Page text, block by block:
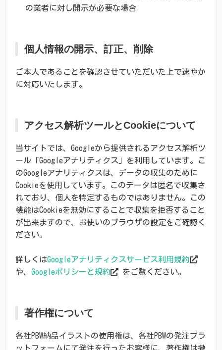
の業者に対し開示が必要な場合
個人情報の開示、訂正、削除
ご本人であることを確認させていただいた上で速やか
に対応いたします。
アクセス解析ツールとCookieについて
当サイトでは、Googleから提供されるアクセス解析ツ
ール「Googleアナリティクス」を利用しています。こ
のGoogleアナリティクスは、データの収集のために
Cookieを使用しています。このデータは匿名で収集さ
れており、個人を特定するものではありません。この
機能はCookieを無効にすることで収集を拒否すること
が出来ますので、お使いのブラウザの設定をご確認く
ださい。
詳しくはGoogleアナリティクスサービス利用規約
や、 Googleポリシーと規約 をご覧ください。
著作権について
各社PBW納品イラストの使用権は、各社PBWの発注プラ
ットフォームにて発注を行ったお客様に、著作権は撒